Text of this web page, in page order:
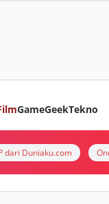
GameGeekTekno
dari Duniaku.com